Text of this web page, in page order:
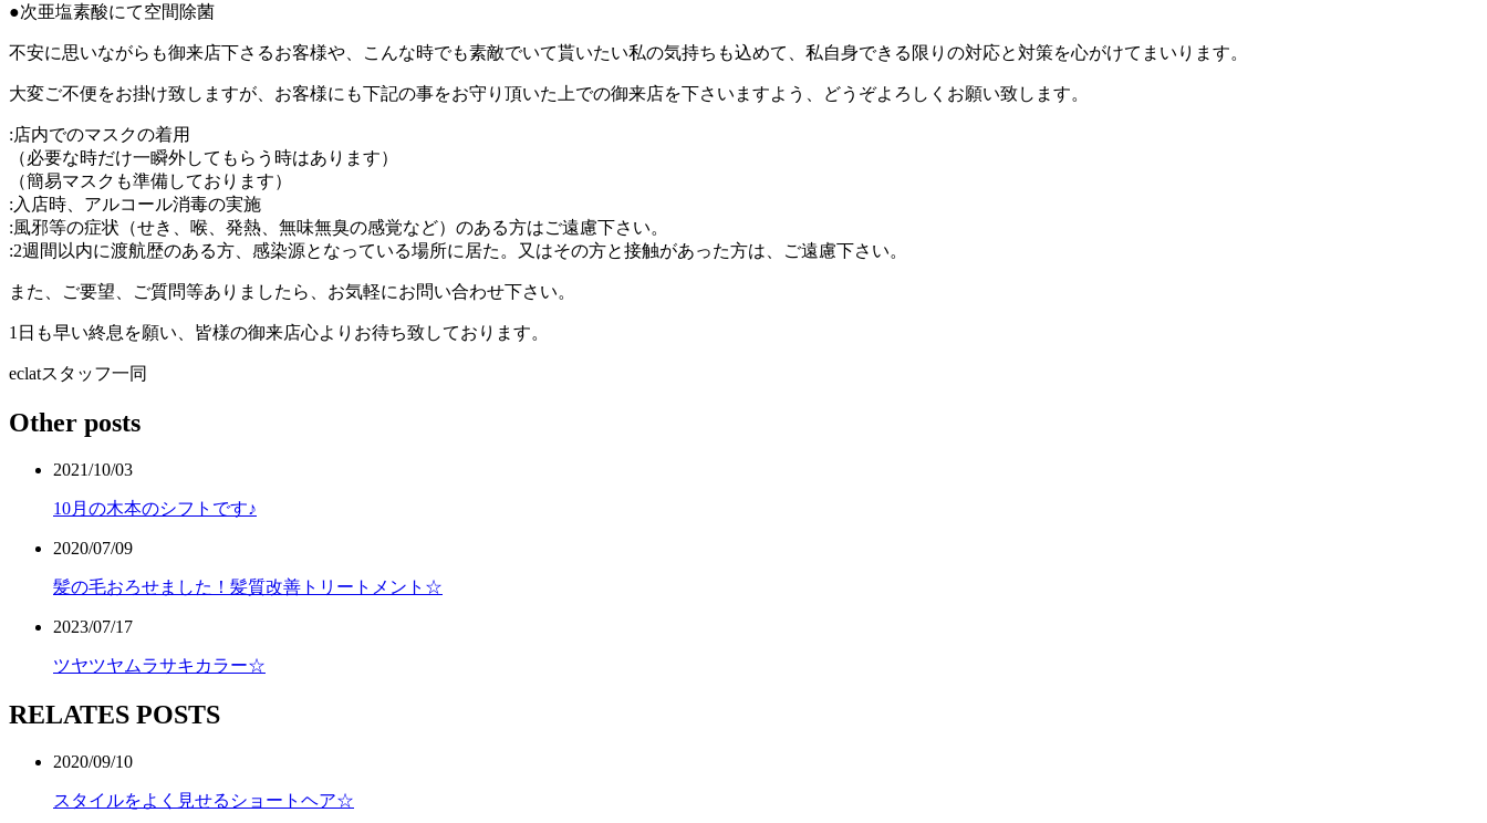
●次亜塩素酸にて空間除菌
不安に思いながらも御来店下さるお客様や、こんな時でも素敵でいて貰いたい私の気持ちも込めて、私自身できる限りの対応と対策を心がけてまいります。
大変ご不便をお掛け致しますが、お客様にも下記の事をお守り頂いた上での御来店を下さいますよう、どうぞよろしくお願い致します。
:店内でのマスクの着用
（必要な時だけ一瞬外してもらう時はあります）
（簡易マスクも準備しております）
:入店時、アルコール消毒の実施
:風邪等の症状（せき、喉、発熱、無味無臭の感覚など）のある方はご遠慮下さい。
:2週間以内に渡航歴のある方、感染源となっている場所に居た。又はその方と接触があった方は、ご遠慮下さい。
また、ご要望、ご質問等ありましたら、お気軽にお問い合わせ下さい。
1日も早い終息を願い、皆様の御来店心よりお待ち致しております。
eclatスタッフ一同
Other posts
2021/10/03
10月の木本のシフトです♪
2020/07/09
髪の毛おろせました！髪質改善トリートメント☆
2023/07/17
ツヤツヤムラサキカラー☆
RELATES POSTS
2020/09/10
スタイルをよく見せるショートヘア☆